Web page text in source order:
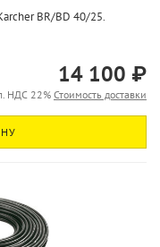
BR/BD 40/25.
14 100 ₽
НДС 22%Стоимость доставки